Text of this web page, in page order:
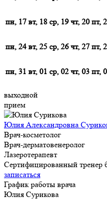
пн, 17 вт, 18 ср, 19 чт, 20 пт,
пн, 24 вт, 25 ср, 26 чт, 27 пт,
пн, 31 вт, 01 ср, 02 чт, 03 пт,
выходной
прием
Юлия Александровна
Врач-косметолог
Врач-дерматовенеролог
Лазеротерапевт
Сертифицированный тренер
записаться
График работы врача
Юлия Сурикова